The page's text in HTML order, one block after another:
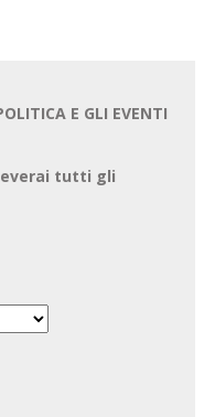
E GLI EVENTI
tutti gli